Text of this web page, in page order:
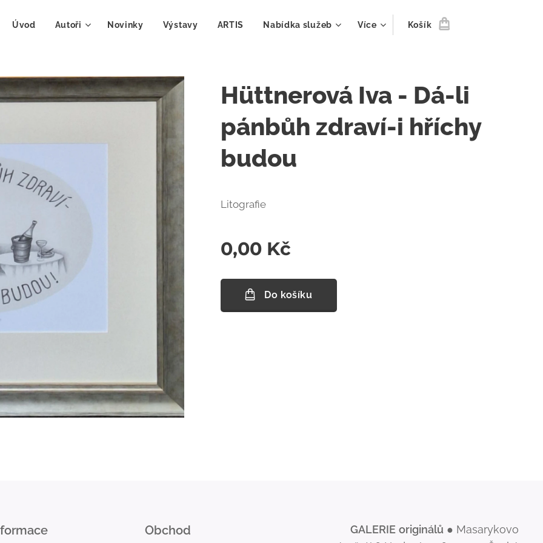
Úvod Autoři Novinky Výstavy ARTIS Nabídka služeb Více Košík
Hüttnerová Iva - Dá-li
pánbůh zdraví-i hříchy
budou
Litografie
0,00 Kč
Do košíku
Obchod GALERIE originálů ● Masarykovo